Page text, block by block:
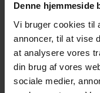
Denne hjemmeside
Vi bruger cookies til
annoncer, til at vise
at analysere vores
din brug af vores
sociale medier,